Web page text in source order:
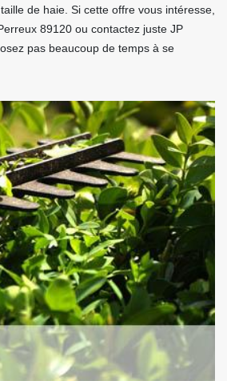
de haie. Si cette offre vous intéresse,
89120 ou contactez juste JP
pas beaucoup de temps à se